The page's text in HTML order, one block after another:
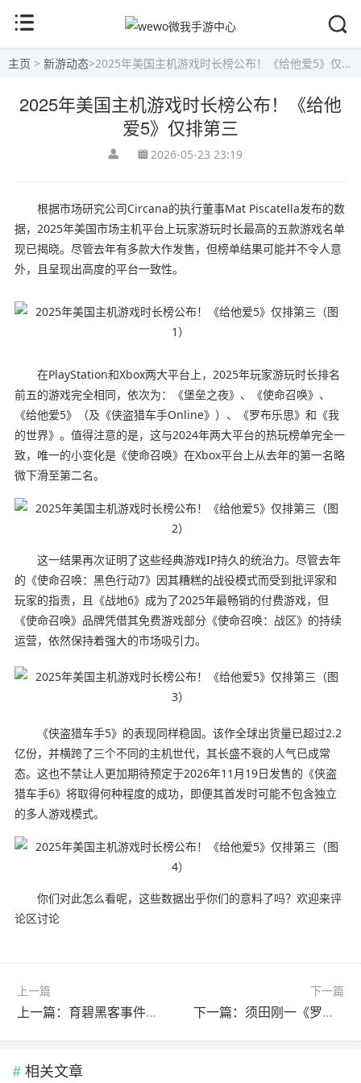
主页 > 新游动态>2025年美国主机游戏时长榜公布！《给他爱5》仅排第三
2025年美国主机游戏时长榜公布！《给他
爱5》仅排第三
2026-05-23 23:19
根据市场研究公司Circana的执行董事Mat Piscatella发布的数
据，2025年美国市场主机平台上玩家游玩时长最高的五款游戏名单
现已揭晓。尽管去年有多款大作发售，但榜单结果可能并不令人意
外，且呈现出高度的平台一致性。
在PlayStation和Xbox两大平台上，2025年玩家游玩时长排名
前五的游戏完全相同，依次为：《堡垒之夜》、《使命召唤》、
《给他爱5》（及《侠盗猎车手Online》）、《罗布乐思》和《我
的世界》。值得注意的是，这与2024年两大平台的热玩榜单完全一
致，唯一的小变化是《使命召唤》在Xbox平台上从去年的第一名略
微下滑至第二名。
这一结果再次证明了这些经典游戏IP持久的统治力。尽管去年
的《使命召唤：黑色行动7》因其糟糕的战役模式而受到批评家和
玩家的指责，且《战地6》成为了2025年最畅销的付费游戏，但
《使命召唤》品牌凭借其免费游戏部分《使命召唤：战区》的持续
运营，依然保持着强大的市场吸引力。
《侠盗猎车手5》的表现同样稳固。该作全球出货量已超过2.2
亿份，并横跨了三个不同的主机世代，其长盛不衰的人气已成常
态。这也不禁让人更加期待预定于2026年11月19日发售的《侠盗
猎车手6》将取得何种程度的成功，即便其首发时可能不包含独立
的多人游戏模式。
你们对此怎么看呢，这些数据出乎你们的意料了吗？欢迎来评
论区讨论
上一篇
上一篇：育碧黑客事件新进展！内部人士称数据泄露传闻被夸大
下一篇
下一篇：须田刚一《罗密欧是个绝命侠》发布全新开场预告
相关文章